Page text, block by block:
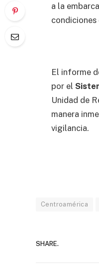
a la
condiciones
El informe
por el
Unidad de
manera
vigilancia.
Centroamérica
SHARE.